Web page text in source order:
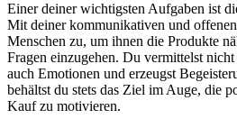
Einer deiner wichtigsten Aufgaben ist
Mit deiner kommunikativen und
Menschen zu, um ihnen die Produkte
Fragen einzugehen. Du vermittelst
auch Emotionen und erzeugst
behältst du stets das Ziel im Auge, die
Kauf zu motivieren.